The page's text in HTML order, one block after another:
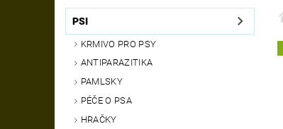
DEZINFEKČNÍ PROSTŘEDKY VÝCVIK
PSI
KRMIVO PRO PSY
ANTIPARAZITIKA
PAMLSKY
PÉČE O PSA
HRAČKY